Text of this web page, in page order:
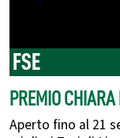
FSE
PREMIO
Aperto fino al 21